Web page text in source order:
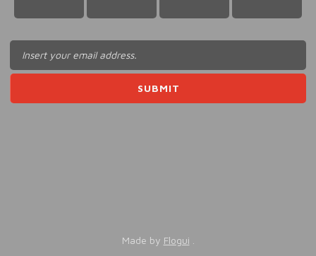
Made by Flogui